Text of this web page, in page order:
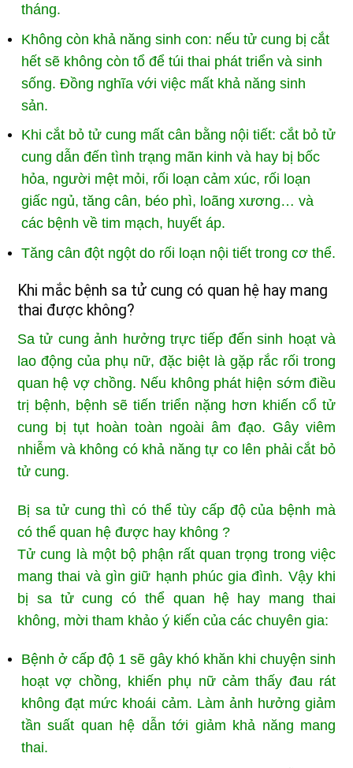
tháng.
Không còn khả năng sinh con: nếu tử cung bị cắt
hết sẽ không còn tổ để túi thai phát triển và sinh
sống. Đồng nghĩa với việc mất khả năng sinh
sản.
Khi cắt bỏ tử cung mất cân bằng nội tiết: cắt bỏ tử
cung dẫn đến tình trạng mãn kinh và hay bị bốc
hỏa, người mệt mỏi, rối loạn cảm xúc, rối loạn
giấc ngủ, tăng cân, béo phì, loãng xương… và
các bệnh về tim mạch, huyết áp.
Tăng cân đột ngột do rối loạn nội tiết trong cơ thể.
Khi mắc bệnh sa tử cung có quan hệ hay mang
thai được không?
Sa tử cung ảnh hưởng trực tiếp đến sinh hoạt và
lao động của phụ nữ, đặc biệt là gặp rắc rối trong
quan hệ vợ chồng. Nếu không phát hiện sớm điều
trị bệnh, bệnh sẽ tiến triển nặng hơn khiến cổ tử
cung bị tụt hoàn toàn ngoài âm đạo. Gây viêm
nhiễm và không có khả năng tự co lên phải cắt bỏ
tử cung.
Bị sa tử cung thì có thể tùy cấp độ của bệnh mà
có thể quan hệ được hay không ?
Tử cung là một bộ phận rất quan trọng trong việc
mang thai và gìn giữ hạnh phúc gia đình. Vậy khi
bị sa tử cung có thể quan hệ hay mang thai
không, mời tham khảo ý kiến của các chuyên gia:
Bệnh ở cấp độ 1 sẽ gây khó khăn khi chuyện sinh
hoạt vợ chồng, khiến phụ nữ cảm thấy đau rát
không đạt mức khoái cảm. Làm ảnh hưởng giảm
tần suất quan hệ dẫn tới giảm khả năng mang
thai.